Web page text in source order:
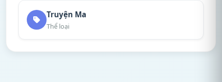
Truyện Ma
Thể loại